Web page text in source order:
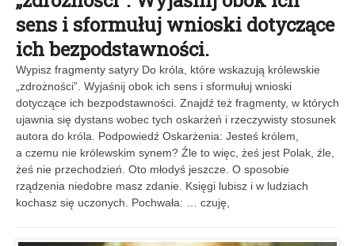
sens i sformułuj wnioski dotyczące
ich bezpodstawności.
Wypisz fragmenty satyry Do króla, które wskazują królewskie
„zdrożności”. Wyjaśnij obok ich sens i sformułuj wnioski
dotyczące ich bezpodstawności. Znajdź też fragmenty, w których
ujawnia się dystans wobec tych oskarżeń i rzeczywisty stosunek
autora do króla. Podpowiedź Oskarżenia: Jesteś królem,
a czemu nie królewskim synem? Źle to więc, żeś jest Polak, źle,
żeś nie przechodzień. Oto młodyś jeszcze. O sposobie
rządzenia niedobre masz zdanie. Księgi lubisz i w ludziach
kochasz się uczonych. Pochwała: … czuję,